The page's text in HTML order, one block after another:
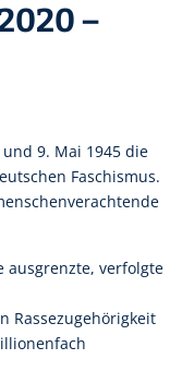
–
9. Mai 1945 die
Faschismus.
ausgrenzte, verfolgte
Rassezugehörigkeit